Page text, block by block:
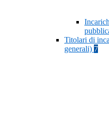
Titolari di
generali) 7